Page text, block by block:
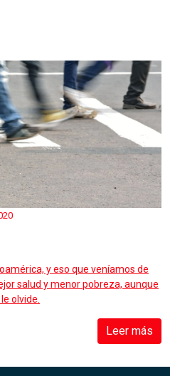
y eso que veníamos de
salud y menor pobreza, aunque
olvide.
Leer más